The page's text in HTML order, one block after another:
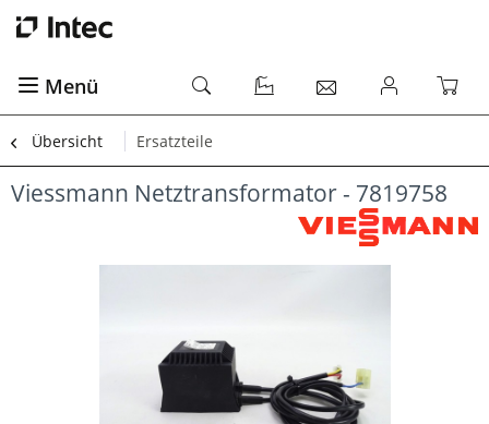
Menü
Übersicht Ersatzteile
Viessmann Netztransformator - 7819758